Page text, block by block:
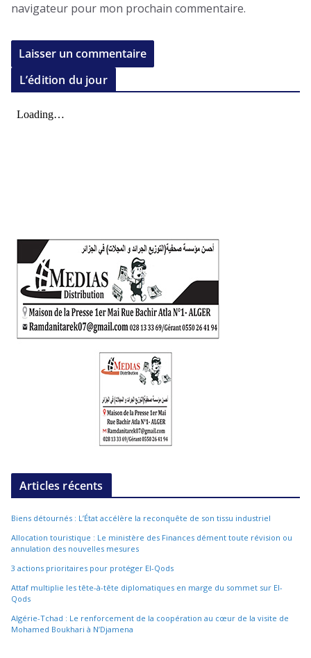
navigateur pour mon prochain commentaire.
L’édition du jour
Articles récents
Biens détournés : L’État accélère la reconquête de son tissu industriel
Allocation touristique : Le ministère des Finances dément toute révision ou
annulation des nouvelles mesures
3 actions prioritaires pour protéger El-Qods
Attaf multiplie les tête-à-tête diplomatiques en marge du sommet sur El-
Qods
Algérie-Tchad : Le renforcement de la coopération au cœur de la visite de
Mohamed Boukhari à N’Djamena